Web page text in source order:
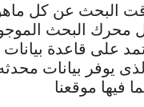
البحث عن كل ماهو
محرك البحث
على قاعدة بيانات
يوفر بيانات
فيها موقعنا